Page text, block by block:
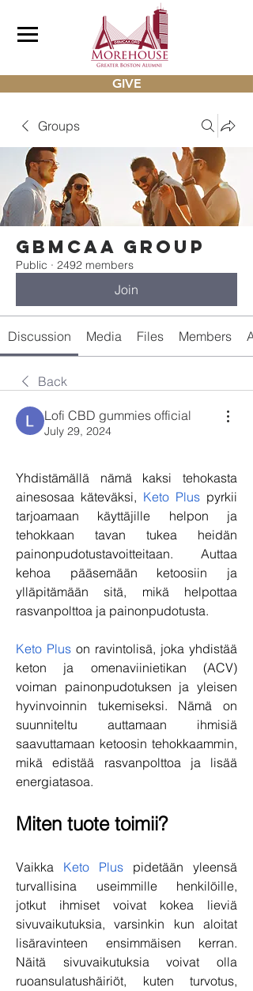
GIVE
Groups
gbmcaa Group
Public · 2492 members
Join
Discussion Media Files Members
Back
Lofi CBD gummies official
July 29, 2024
Yhdistämällä nämä kaksi tehokasta
ainesosaa käteväksi, Keto Plus pyrkii
tarjoamaan käyttäjille helpon ja
tehokkaan tavan tukea heidän
painonpudotustavoitteitaan. Auttaa
kehoa pääsemään ketoosiin ja
ylläpitämään sitä, mikä helpottaa
rasvanpolttoa ja painonpudotusta.
Keto Plus on ravintolisä, joka yhdistää
keton ja omenaviinietikan (ACV)
voiman painonpudotuksen ja yleisen
hyvinvoinnin tukemiseksi. Nämä on
suunniteltu auttamaan ihmisiä
saavuttamaan ketoosin tehokkaammin,
mikä edistää rasvanpolttoa ja lisää
energiatasoa.
Miten tuote toimii?
Vaikka Keto Plus pidetään yleensä
turvallisina useimmille henkilöille,
jotkut ihmiset voivat kokea lieviä
sivuvaikutuksia, varsinkin kun aloitat
lisäravinteen ensimmäisen kerran.
Näitä sivuvaikutuksia voivat olla
ruoansulatushäiriöt, kuten turvotus,